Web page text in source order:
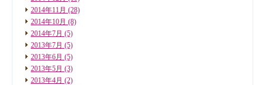
2014年11月 (28)
2014年10月 (8)
2014年7月 (5)
2013年7月 (5)
2013年6月 (5)
2013年5月 (3)
2013年4月 (2)